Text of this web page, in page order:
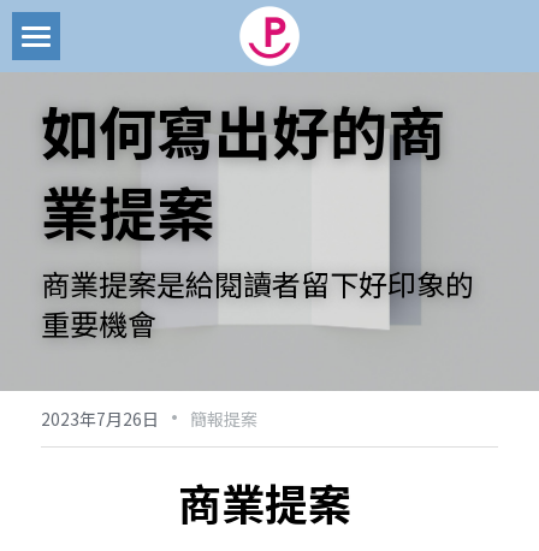
首頁
部落格
所有博客分類
創業募資
創業管理
商業模式
文章
簡報代製
搜索
email聯絡
如何寫出好的商
業提案
商業提案是給閱讀者留下好印象的
重要機會
2023年7月26日 · 簡報提案
商業提案